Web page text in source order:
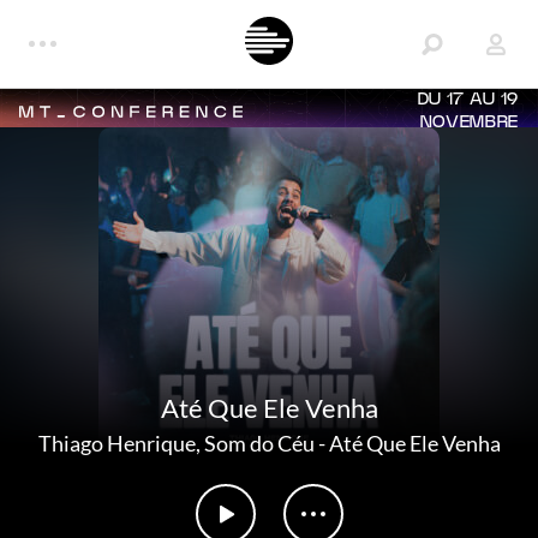
DU 17 AU 19
NOVEMBRE
Até Que Ele Venha
Thiago Henrique,Som do Céu-Até Que Ele Venha